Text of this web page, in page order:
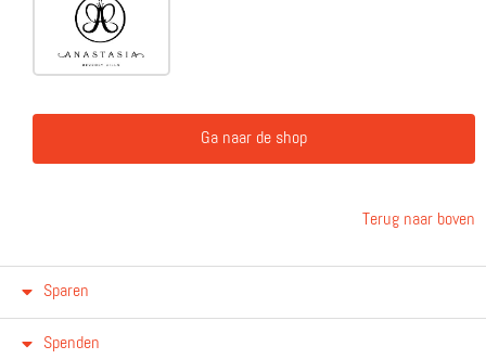
Ga naar de shop
Terug naar boven
Sparen
Spenden